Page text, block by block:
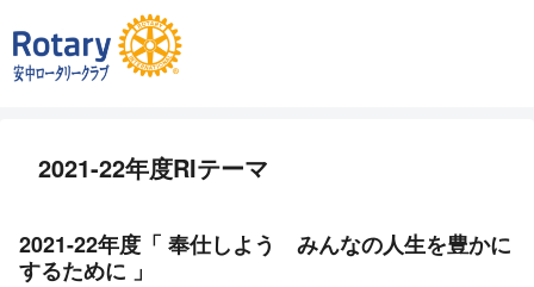
2021-22年度RIテーマ
2021-22年度「 奉仕しよう みんなの人生を豊かに
するために 」